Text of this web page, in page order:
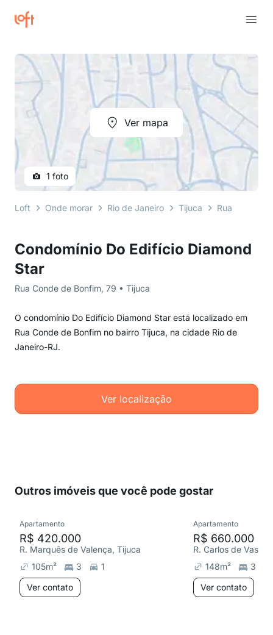
Condomínio Do Edifício Diamond
Star
Rua Conde de Bonfim, 79 • Tijuca
O condomínio Do Edifício Diamond Star está localizado em
Rua Conde de Bonfim no bairro Tijuca, na cidade Rio de
Janeiro-RJ.
Ver localização
Ver mapa
1 foto
Loft Onde morar Rio de Janeiro Tijuca Rua Conde
Outros imóveis que você pode gostar
Apartamento
R$ 420.000
R. Marquês de Valença, Tijuca
105m² 3
1
Ver contato
Apartamento
R$ 660.000
R. Carlos de
148m²
3
Ver contato